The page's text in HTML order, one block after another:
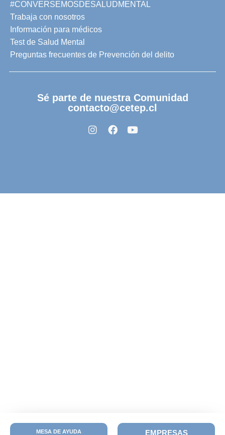
MESA DE AYUDA EMPRESAS
#CONVERSEMOSDESALUDMENTAL
Trabaja con nosotros
Información para médicos
Test de Salud Mental
Preguntas frecuentes de Prevención del delito
Sé parte de nuestra Comunidad
contacto@cetep.cl